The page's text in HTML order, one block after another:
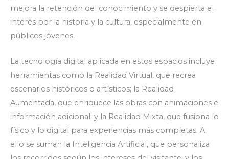
mejora la retención del conocimiento y se despierta el
interés por la historia y la cultura, especialmente en
públicos jóvenes.
La tecnología digital aplicada en estos espacios incluye
herramientas como la Realidad Virtual, que recrea
escenarios históricos o artísticos; la Realidad
Aumentada, que enriquece las obras con animaciones e
información adicional; y la Realidad Mixta, que fusiona lo
físico y lo digital para experiencias más completas. A
ello se suman la Inteligencia Artificial, que personaliza